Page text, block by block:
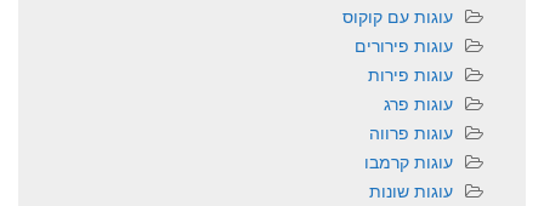
עוגות עם קוקוס
עוגות פירורים
עוגות פירות
עוגות פרג
עוגות פרווה
עוגות קרמבו
עוגות שונות